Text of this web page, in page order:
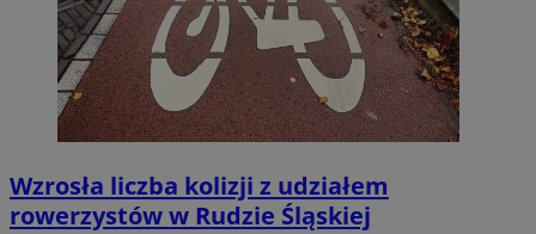
Wzrosła liczba kolizji z udziałem
rowerzystów w Rudzie Śląskiej